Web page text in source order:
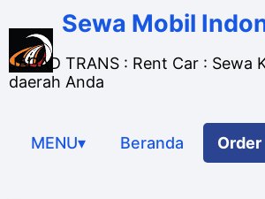
Sewa Mobil
JAGAD TRANS : Rent Car : Sewa
daerah Anda
MENU▾ Beranda Order